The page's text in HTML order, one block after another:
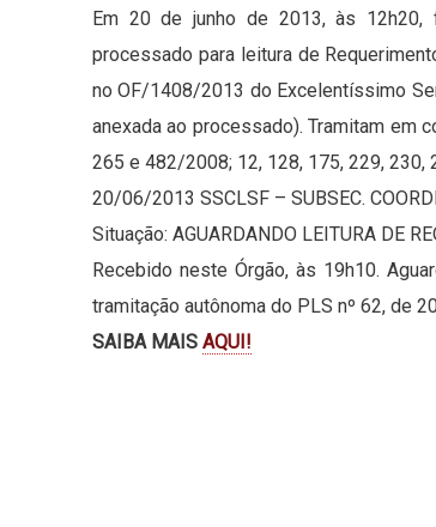
Em 20 de junho de 2013, às 12h20,
processado para leitura de
no OF/1408/2013 do Excelentíssimo
anexada ao processado). Tramitam em
265 e 482/2008; 12, 128, 175, 229,
20/06/2013 SSCLSF – SUBSEC.
Situação: AGUARDANDO LEITURA DE
Recebido neste Órgão, às 19h10.
tramitação autônoma do PLS nº 62, de
SAIBA MAIS AQUI!